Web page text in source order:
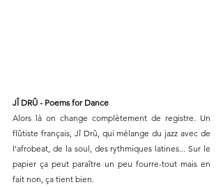
JÎ DRÛ - Poems for Dance
Alors là on change complètement de registre. Un
flûtiste français, Jî Drû, qui mélange du jazz avec de
l'afrobeat, de la soul, des rythmiques latines... Sur le
papier ça peut paraître un peu fourre-tout mais en
fait non, ça tient bien.